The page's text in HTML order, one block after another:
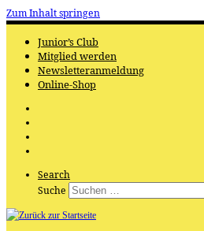
Zum Inhalt springen
Junior’s Club
Mitglied werden
Newsletteranmeldung
Online-Shop
Search
Suche